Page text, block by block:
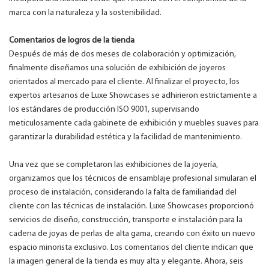
marca con la naturaleza y la sostenibilidad.
Comentarios de logros de la tienda
Después de más de dos meses de colaboración y optimización,
finalmente diseñamos una solución de exhibición de joyeros
orientados al mercado para el cliente. Al finalizar el proyecto, los
expertos artesanos de Luxe Showcases se adhirieron estrictamente a
los estándares de producción ISO 9001, supervisando
meticulosamente cada gabinete de exhibición y muebles suaves para
garantizar la durabilidad estética y la facilidad de mantenimiento.
Una vez que se completaron las exhibiciones de la joyería,
organizamos que los técnicos de ensamblaje profesional simularan el
proceso de instalación, considerando la falta de familiaridad del
cliente con las técnicas de instalación. Luxe Showcases proporcionó
servicios de diseño, construcción, transporte e instalación para la
cadena de joyas de perlas de alta gama, creando con éxito un nuevo
espacio minorista exclusivo. Los comentarios del cliente indican que
la imagen general de la tienda es muy alta y elegante. Ahora, seis